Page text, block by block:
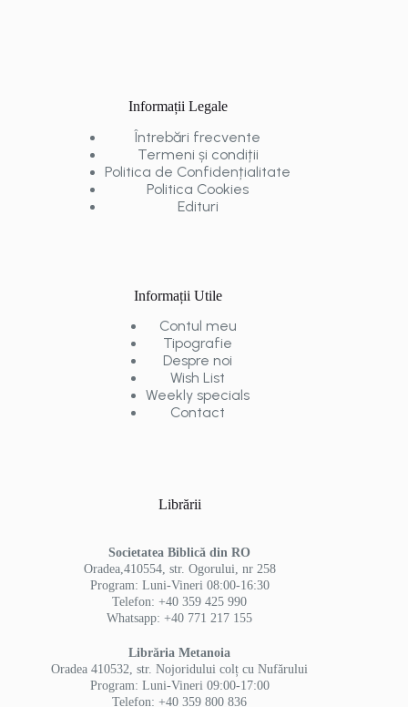
Informații Legale
Întrebări frecvente
Termeni și condiții
Politica de Confidențialitate
Politica Cookies
Edituri
Informații Utile
Contul meu
Tipografie
Despre noi
Wish List
Weekly specials
Contact
Librării
Societatea Biblică din RO
Oradea,410554, str. Ogorului, nr 258
Program: Luni-Vineri 08:00-16:30
Telefon: +40 359 425 990
Whatsapp: +40 771 217 155
Librăria Metanoia
Oradea 410532, str. Nojoridului colț cu Nufărului
Program: Luni-Vineri 09:00-17:00
Telefon: +40 359 800 836